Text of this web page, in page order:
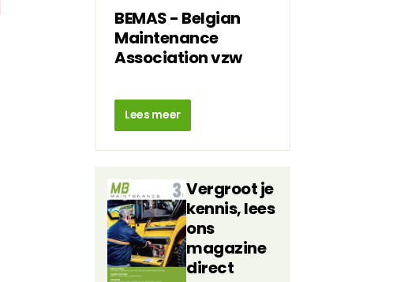
BEMAS - Belgian
Maintenance
Association vzw
Lees meer
Vergroot je
kennis, lees
ons
magazine
direct